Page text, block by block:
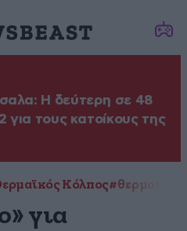
Η δεύτερη σε 48
τους κατοίκους της
Κόλπος
για